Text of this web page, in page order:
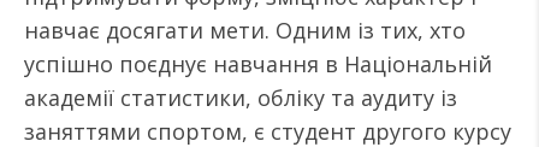
навчає досягати мети. Одним із тих, хто
успішно поєднує навчання в Національній
академії статистики, обліку та аудиту із
заняттями спортом, є студент другого курсу